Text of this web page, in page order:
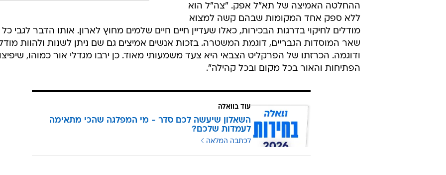
ההחלטה האמיצה של תא"ל אפק. "צה"ל הוא
ללא ספק אחד המקומות שבהם קשה למצוא
מודלים לחיקוי בדרגות הבכירות, כאלו שעדיין חיים חיים שלמים מחוץ לארון. אותו הדבר לגבי כל
שאר המוסדות הגבריים, דוגמת המשטרה. בזכות אנשים אמיצים גם שם ניתן לשנות ולהוות
ודוגמה. הכרזתו של הפרקליט הצבאי היא צעד משמעותי מאוד. כן ירבו מגדלי אור כמוהו,
הפתיחות והאור בכל מקום ובכל קהילה".
עוד בוואלה
השאלון שיעשה לכם סדר - מי המפלגה שהכי מתאימה
לעמדות שלכם?
לכתבה המלאה